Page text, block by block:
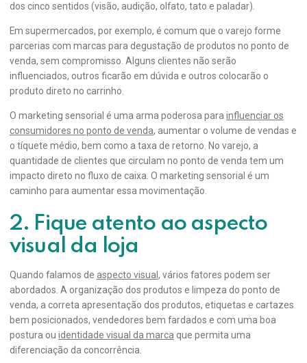
dos cinco sentidos (visão, audição, olfato, tato e paladar).
Em supermercados, por exemplo, é comum que o varejo forme
parcerias com marcas para degustação de produtos no ponto de
venda, sem compromisso. Alguns clientes não serão
influenciados, outros ficarão em dúvida e outros colocarão o
produto direto no carrinho.
O marketing sensorial é uma arma poderosa para influenciar os
consumidores no ponto de venda, aumentar o volume de vendas e
o tíquete médio, bem como a taxa de retorno. No varejo, a
quantidade de clientes que circulam no ponto de venda tem um
impacto direto no fluxo de caixa. O marketing sensorial é um
caminho para aumentar essa movimentação.
2. Fique atento ao aspecto
visual da loja
Quando falamos de aspecto visual, vários fatores podem ser
abordados. A organização dos produtos e limpeza do ponto de
venda, a correta apresentação dos produtos, etiquetas e cartazes
bem posicionados, vendedores bem fardados e com uma boa
postura ou identidade visual da marca que permita uma
diferenciação da concorrência.